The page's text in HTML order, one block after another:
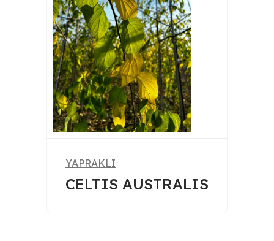
YAPRAKLI
CELTIS AUSTRALIS